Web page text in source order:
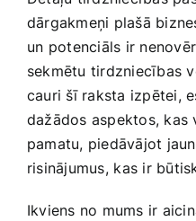
dārgakmeņi plašā
un⁤ potenciāls ir
sekmētu tirdzniecības
cauri šī raksta izpētei,
dažādos aspektos, kas
pamatu, piedāvājot
risinājumus, ⁢kas ir
Ikviens ‍no mums ir‍